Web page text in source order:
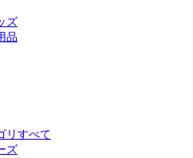
ズ
品
リすべて
ズ